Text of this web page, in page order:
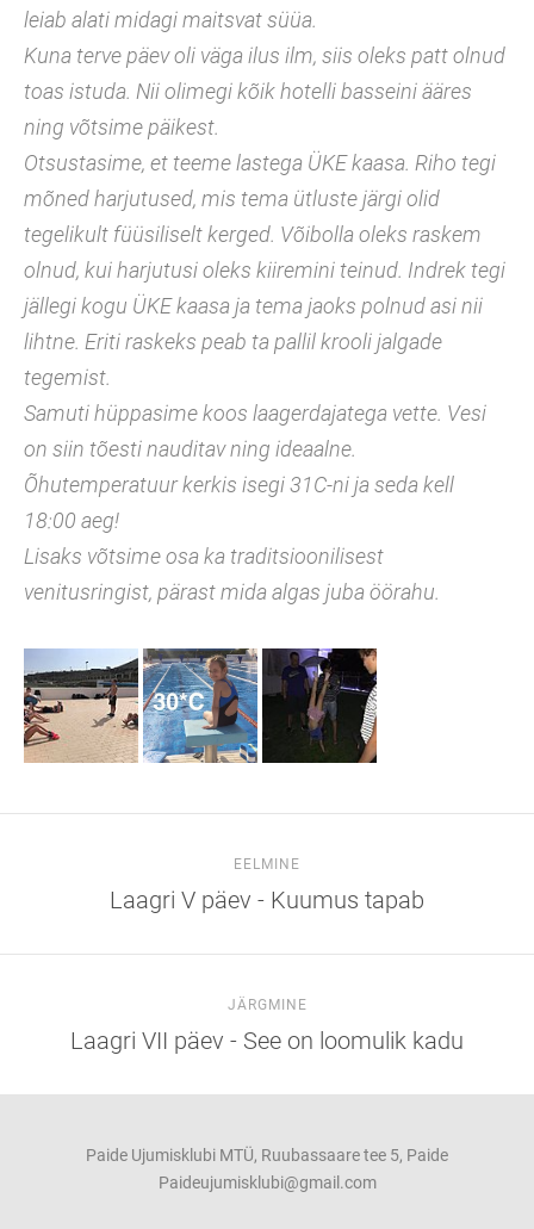
leiab alati midagi maitsvat süüa.
Kuna terve päev oli väga ilus ilm, siis oleks patt olnud
toas istuda. Nii olimegi kõik hotelli basseini ääres
ning võtsime päikest.
Otsustasime, et teeme lastega ÜKE kaasa. Riho tegi
mõned harjutused, mis tema ütluste järgi olid
tegelikult füüsiliselt kerged. Võibolla oleks raskem
olnud, kui harjutusi oleks kiiremini teinud. Indrek tegi
jällegi kogu ÜKE kaasa ja tema jaoks polnud asi nii
lihtne. Eriti raskeks peab ta pallil krooli jalgade
tegemist.
Samuti hüppasime koos laagerdajatega vette. Vesi
on siin tõesti nauditav ning ideaalne.
Õhutemperatuur kerkis isegi 31C-ni ja seda kell
18:00 aeg!
Lisaks võtsime osa ka traditsioonilisest
venitusringist, pärast mida algas juba öörahu.
EELMINE
Laagri V päev - Kuumus tapab
JÄRGMINE
Laagri VII päev - See on loomulik kadu
Paide Ujumisklubi MTÜ, Ruubassaare tee 5, Paide
Paideujumisklubi@gmail.com